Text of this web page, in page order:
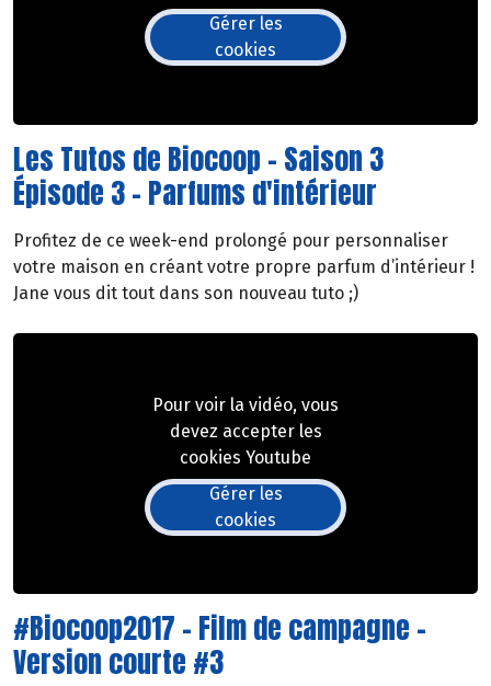
Gérer les
cookies
Les Tutos de Biocoop - Saison 3
Épisode 3 - Parfums d'intérieur
Profitez de ce week-end prolongé pour personnaliser
votre maison en créant votre propre parfum d’intérieur !
Jane vous dit tout dans son nouveau tuto ;)
Pour voir la vidéo, vous
devez accepter les
cookies Youtube
Gérer les
cookies
#Biocoop2017 - Film de campagne -
Version courte #3